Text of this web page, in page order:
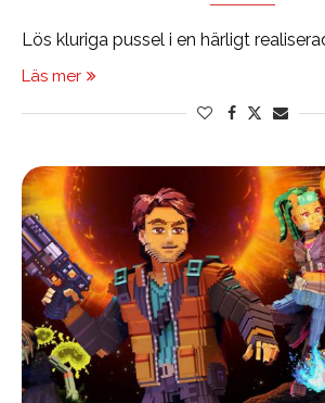
Lös kluriga pussel i en härligt
Läs mer